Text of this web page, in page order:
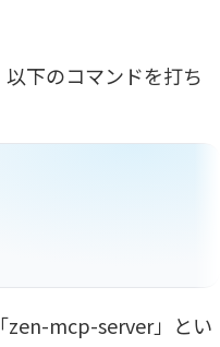
下のコマンドを打ち
zen-mcp-server」とい